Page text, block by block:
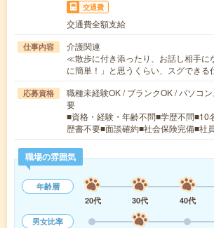
交通費
交通費全額支給
仕事内容
介護関連
≪散歩に付き添ったり、お話し相手
に簡単！」と思うくらい、スグでき
応募資格
職種未経験OK / ブランクOK / パソコ
要
■資格・経験・年齢不問■学歴不問■10
歴書不要■面談確約■社会保険完備■社
職場の雰囲気
年齢層
20代
30代 40代
男女比率